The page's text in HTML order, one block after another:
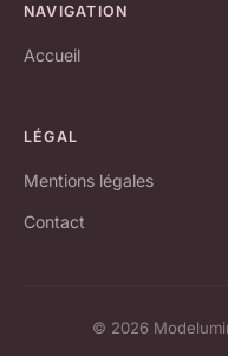
NAVIGATION
Accueil
LÉGAL
Mentions légales
Contact
© 2026